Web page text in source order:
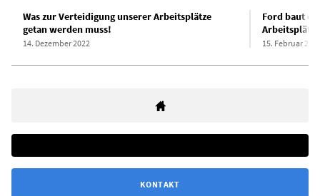
Was zur Verteidigung unserer Arbeitsplätze
getan werden muss!
14. Dezember 2022
Ford baut
15. Februar
KONTAKT